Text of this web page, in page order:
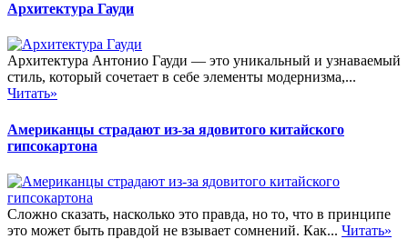
Архитектура Гауди
Архитектура Антонио Гауди — это уникальный и узнаваемый
стиль, который сочетает в себе элементы модернизма,...
Читать»
Американцы страдают из-за ядовитого китайского
гипсокартона
Сложно сказать, насколько это правда, но то, что в принципе
это может быть правдой не взывает сомнений. Как... Читать»